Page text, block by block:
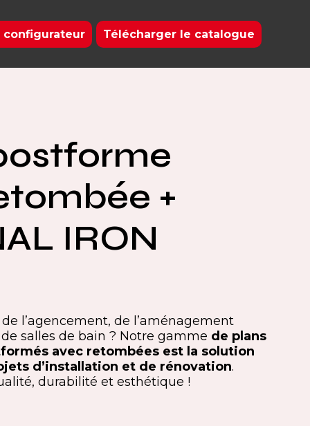
configurateur Télécharger le catalogue
+
IRON
l’agencement, de l’aménagement
salles de bain ? Notre gamme de plans
avec retombées est la solution
d’installation et de rénovation.
durabilité et esthétique !